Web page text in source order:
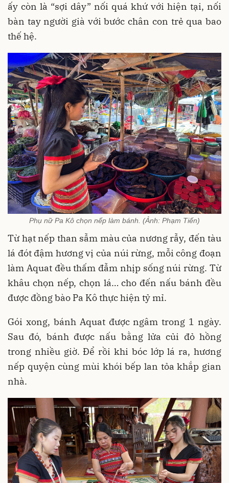
ấy còn là “sợi dây” nối quá khứ với hiện tại, nối
bàn tay người già với bước chân con trẻ qua bao
thế hệ.
Phụ nữ Pa Kô chọn nếp làm bánh. (Ảnh: Phạm Tiến)
Từ hạt nếp than sẫm màu của nương rẫy, đến tàu
lá đót đậm hương vị của núi rừng, mỗi công đoạn
làm Aquat đều thấm đẫm nhịp sống núi rừng. Từ
khâu chọn nếp, chọn lá… cho đến nấu bánh đều
được đồng bào Pa Kô thực hiện tỷ mỉ.
Gói xong, bánh Aquat được ngâm trong 1 ngày.
Sau đó, bánh được nấu bằng lửa củi đỏ hồng
trong nhiều giờ. Để rồi khi bóc lớp lá ra, hương
nếp quyện cùng mùi khói bếp lan tỏa khắp gian
nhà.